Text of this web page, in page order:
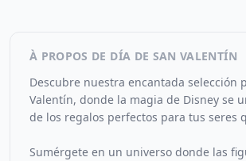
À PROPOS DE DÍA DE SAN VALENTÍN
Descubre nuestra encantada selección
Valentín, donde la magia de Disney se
de los regalos perfectos para tus seres
Sumérgete en un universo donde las